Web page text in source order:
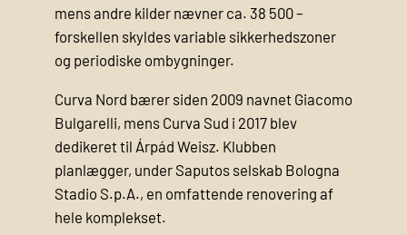
mens andre kilder nævner ca. 38 500 –
forskellen skyldes variable sikkerhedszoner
og periodiske ombygninger.
Curva Nord bærer siden 2009 navnet Giacomo
Bulgarelli, mens Curva Sud i 2017 blev
dedikeret til Árpád Weisz. Klubben
planlægger, under Saputos selskab Bologna
Stadio S.p.A., en omfattende renovering af
hele komplekset.